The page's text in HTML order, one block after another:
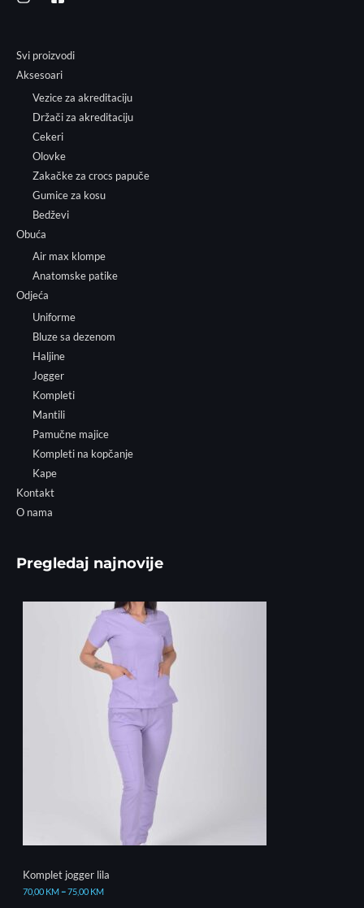
Svi proizvodi
Aksesoari
Vezice za akreditaciju
Držači za akreditaciju
Cekeri
Olovke
Zakačke za crocs papuče
Gumice za kosu
Bedževi
Obuća
Air max klompe
Anatomske patike
Odjeća
Uniforme
Bluze sa dezenom
Haljine
Jogger
Kompleti
Mantili
Pamučne majice
Kompleti na kopčanje
Kape
Kontakt
O nama
Pregledaj najnovije
Komplet jogger lila
70,00 KM–75,00 KM